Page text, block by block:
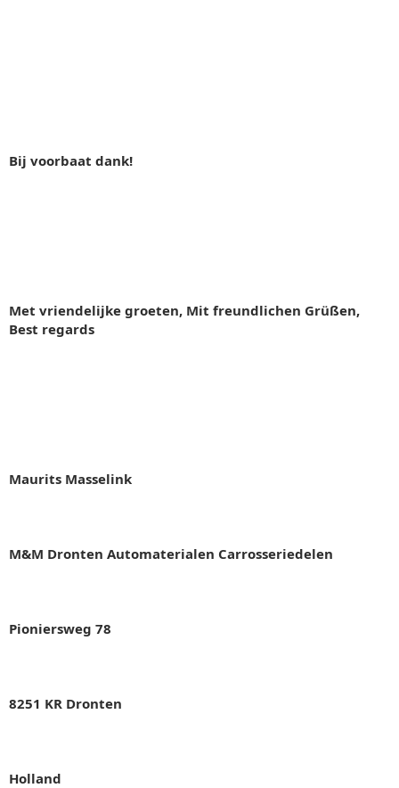
Bij voorbaat dank!
Met vriendelijke groeten, Mit freundlichen Grüßen,
Best regards
Maurits Masselink
M&M Dronten Automaterialen Carrosseriedelen
Pioniersweg 78
8251 KR Dronten
Holland